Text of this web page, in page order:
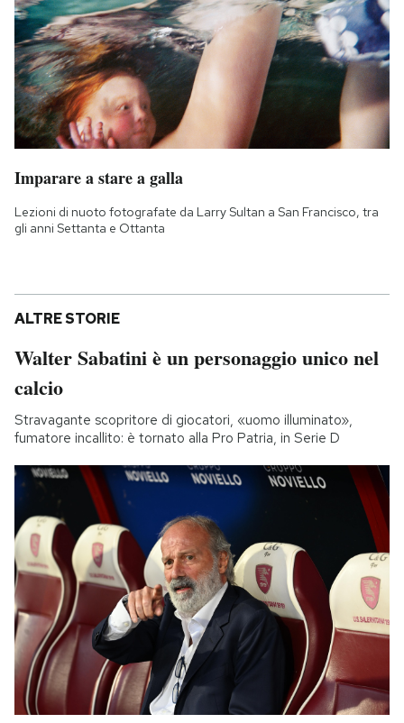
Imparare a stare a galla
Lezioni di nuoto fotografate da Larry Sultan a San Francisco, tra
gli anni Settanta e Ottanta
ALTRE STORIE
Walter Sabatini è un personaggio unico nel
calcio
Stravagante scopritore di giocatori, «uomo illuminato»,
fumatore incallito: è tornato alla Pro Patria, in Serie D